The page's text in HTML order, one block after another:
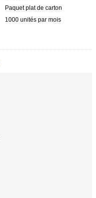
Paquet plat de carton
1000 unités par mois